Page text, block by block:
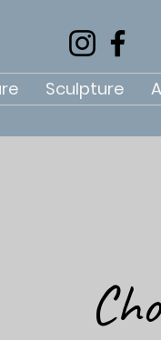
Sculpture